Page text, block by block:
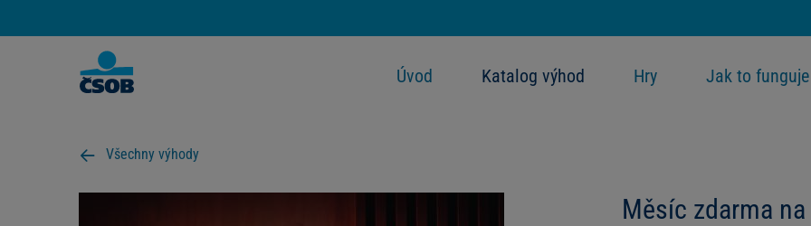
Úvod Katalog výhod Hry Jak to funguje
Všechny výhody
Měsíc zdarma